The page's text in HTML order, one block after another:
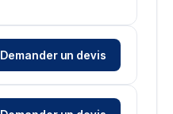
Demander un devis